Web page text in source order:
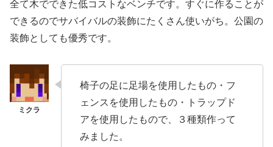
全て木でできた低コストなベンチです。すぐに作ることが
できるのでサバイバルの装飾にたくさん使いがち。公園の
装飾としても優秀です。
椅子の足に足場を使用したもの・フ
ェンスを使用したもの・トラップド
アを使用したもので、３種類作って
みました。